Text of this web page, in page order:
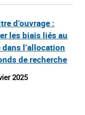
d’ouvrage :
les biais liés au
dans l’allocation
de recherche
2025